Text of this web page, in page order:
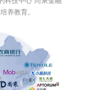
养教育。